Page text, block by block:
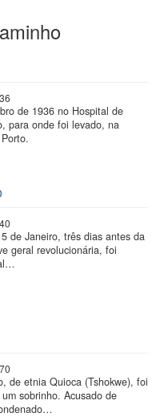
de 1936 no Hospital de
para onde foi levado, na
de Janeiro, três dias antes da
geral revolucionária, foi
de etnia Quioca (Tshokwe), foi
sobrinho. Acusado de